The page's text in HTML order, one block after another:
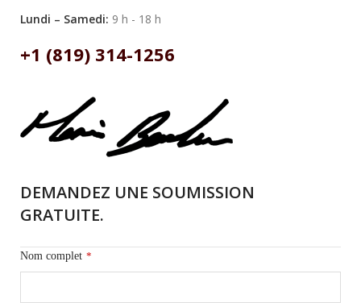
Lundi – Samedi: 9 h - 18 h
+1 (819) 314-1256
DEMANDEZ UNE SOUMISSION
GRATUITE.
Nom complet *